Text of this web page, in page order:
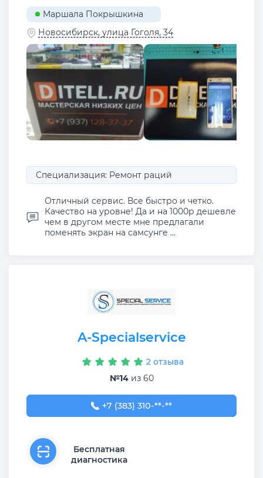
Маршала Покрышкина
Новосибирск, улица Гоголя, 34
Специализация: Ремонт раций
Отличный сервис. Все быстро и четко.
Качество на уровне! Да и на 1000р дешевле
чем в другом месте мне предлагали
поменять экран на самсунге ...
A-Specialservice
2 отзыва
№14из 60
+7 (383) 310-00-40
+7 (383) 310-**-**
Бесплатная
диагностика